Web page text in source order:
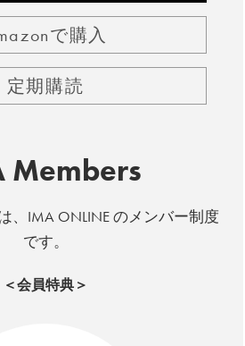
で購入
定期購読
Members
は、IMA ONLINE のメンバー制度
です。
＜会員特典＞